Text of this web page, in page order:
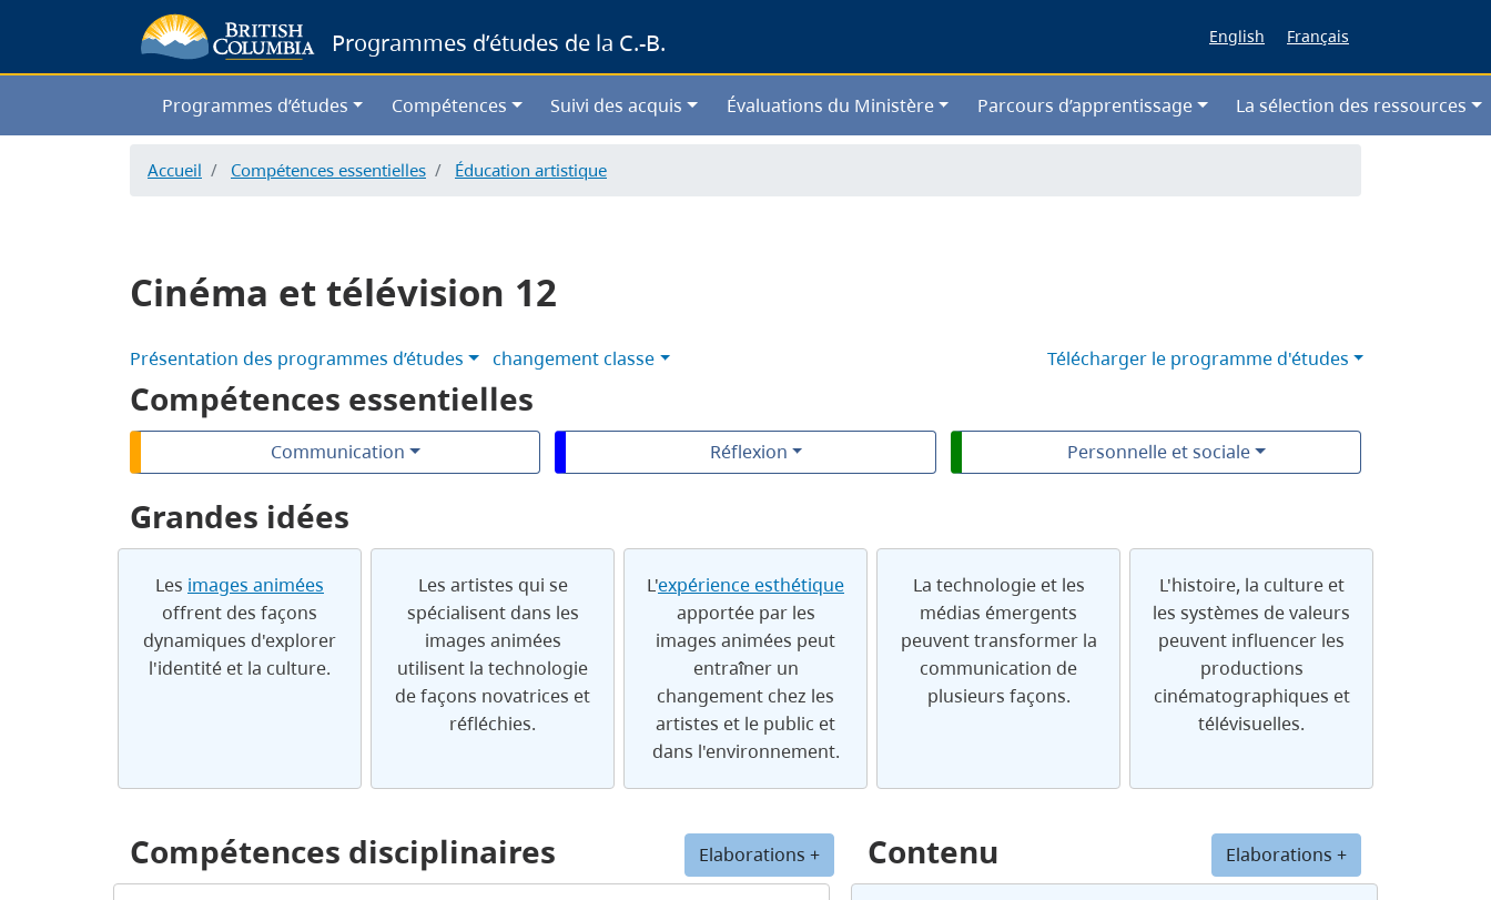
main
content
Programmes d’études de la C.-B. English Français
Programmes d’études Compétences Suivi des acquis Évaluations du Ministère Parcours d’apprentissage La sélection des ressources
Accueil Compétences essentielles Éducation artistique
Cinéma et télévision 12
Télécharger le programme d'études
Présentation des programmes d’études changement classe
Compétences essentielles
Communication Réflexion Personnelle et sociale
Grandes idées
Les images animées
offrent des façons
dynamiques d'explorer
l'identité et la culture.
Les artistes qui se
spécialisent dans les
images animées
utilisent la technologie
de façons novatrices et
réfléchies.
L'expérience esthétique
apportée par les
images animées peut
entraîner un
changement chez les
artistes et le public et
dans l'environnement.
La technologie et les
médias émergents
peuvent transformer la
communication de
plusieurs façons.
L'histoire, la culture et
les systèmes de valeurs
peuvent influencer les
productions
cinématographiques et
télévisuelles.
Elaborations +
Contenu
Elaborations +
Compétences disciplinaires